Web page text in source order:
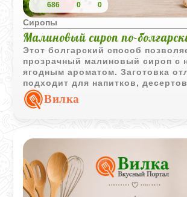
686 0 0
Сиропы
Малиновый сироп по-
Этот болгарский способ
прозрачный малиновый сироп с
ягодным ароматом. Заготовка
подходит для напитков,
домашней выпечки.
Вилка